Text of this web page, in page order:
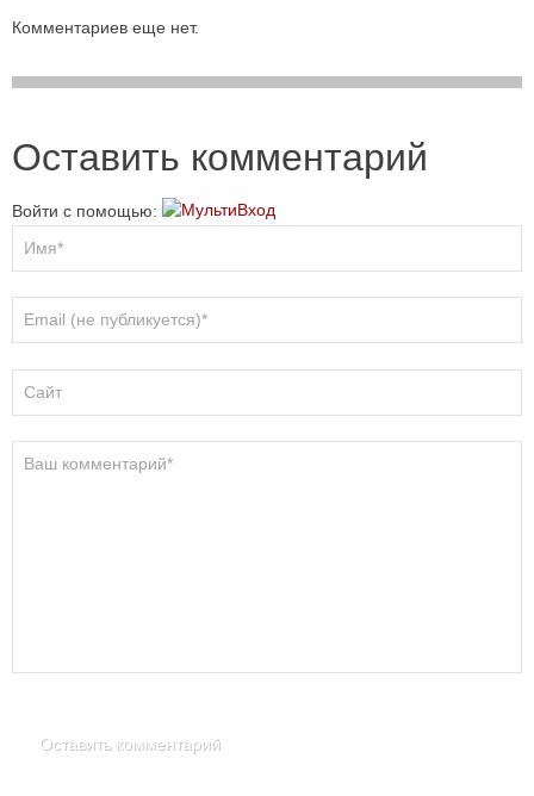
Комментариев еще нет.
Оставить комментарий
Войти с помощью: